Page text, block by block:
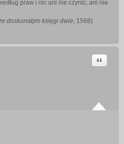
praw i nic ani nie czynić, ani nie
doskonałym księgi dwie, 1568)
Cytuj